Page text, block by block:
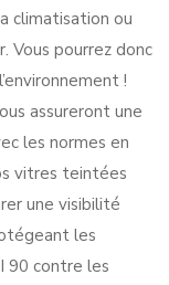
climatisation ou
Vous pourrez donc
!
assureront une
les normes en
vitres teintées
une visibilité
les
90 contre les